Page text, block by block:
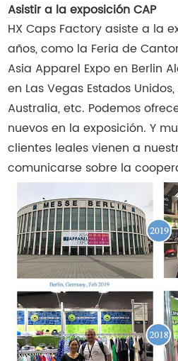
Asistir a la exposición CAP
HX Caps Factory asiste a la
años, como la Feria de
Asia Apparel Expo en Berlin
en Las Vegas Estados
Australia, etc. Podemos
nuevos en la exposición. Y
clientes leales vienen a
comunicarse sobre la